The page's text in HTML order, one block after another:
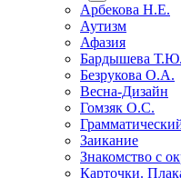
Арбекова Н.Е.
Аутизм
Афазия
Бардышева
Безрукова О.А.
Весна-Дизайн
Гомзяк О.С.
Заикание
Знакомство с
Карточки.